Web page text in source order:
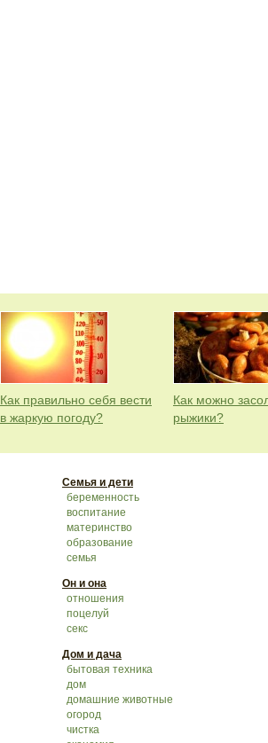
Как правильно себя вести
в жаркую погоду?
Как можно
рыжики?
Семья и дети
беременность
воспитание
материнство
образование
семья
Он и она
отношения
поцелуй
секс
Дом и дача
бытовая техника
дом
домашние животные
огород
чистка